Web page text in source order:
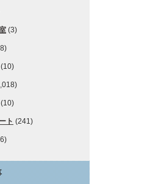
(3)
(10)
(10)
ト (241)